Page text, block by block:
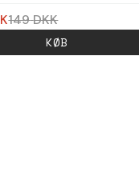
149DKK
KØB